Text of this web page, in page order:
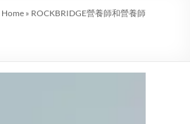
Home » ROCKBRIDGE營養師和營養師